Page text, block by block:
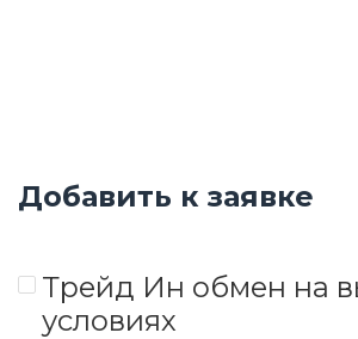
Добавить к заявке
Трейд Ин обмен на
условиях